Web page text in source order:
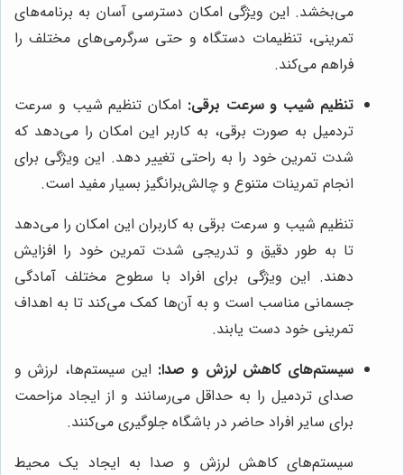
می‌بخشد. این ویژگی امکان دسترسی آسان به برنامه‌های
تمرینی، تنظیمات دستگاه و حتی سرگرمی‌های مختلف را
فراهم می‌کند.
تنظیم شیب و سرعت برقی: امکان تنظیم شیب و سرعت
تردمیل به صورت برقی، به کاربر این امکان را می‌دهد که
شدت تمرین خود را به راحتی تغییر دهد. این ویژگی برای
انجام تمرینات متنوع و چالش‌برانگیز بسیار مفید است.
تنظیم شیب و سرعت برقی به کاربران این امکان را می‌دهد
تا به طور دقیق و تدریجی شدت تمرین خود را افزایش
دهند. این ویژگی برای افراد با سطوح مختلف آمادگی
جسمانی مناسب است و به آن‌ها کمک می‌کند تا به اهداف
تمرینی خود دست یابند.
سیستم‌های کاهش لرزش و صدا: این سیستم‌ها، لرزش و
صدای تردمیل را به حداقل می‌رسانند و از ایجاد مزاحمت
برای سایر افراد حاضر در باشگاه جلوگیری می‌کنند.
سیستم‌های کاهش لرزش و صدا به ایجاد یک محیط